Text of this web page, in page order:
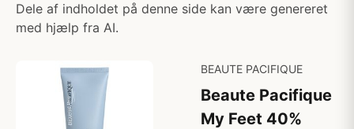
Dele af indholdet på denne side kan være genereret
med hjælp fra AI.
BEAUTE PACIFIQUE
Beaute Pacifique
My Feet 40%